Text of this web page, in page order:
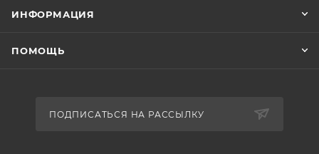
ИНФОРМАЦИЯ
ПОМОЩЬ
ПОДПИСАТЬСЯ НА РАССЫЛКУ